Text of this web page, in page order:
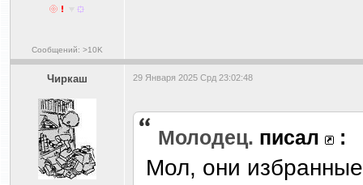
Сообщений: >10K
Чиркаш 29 Января 2025 Срд 23:02:48
Молодец. писал :
Мол, они